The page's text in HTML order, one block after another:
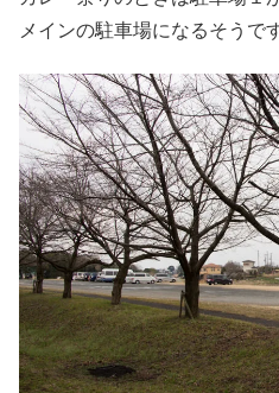
メインの駐車場になるそうで